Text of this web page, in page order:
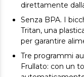
direttamente
Senza BPA. I
Tritan, una
per garantire
Tre programmi
Frullato: con un